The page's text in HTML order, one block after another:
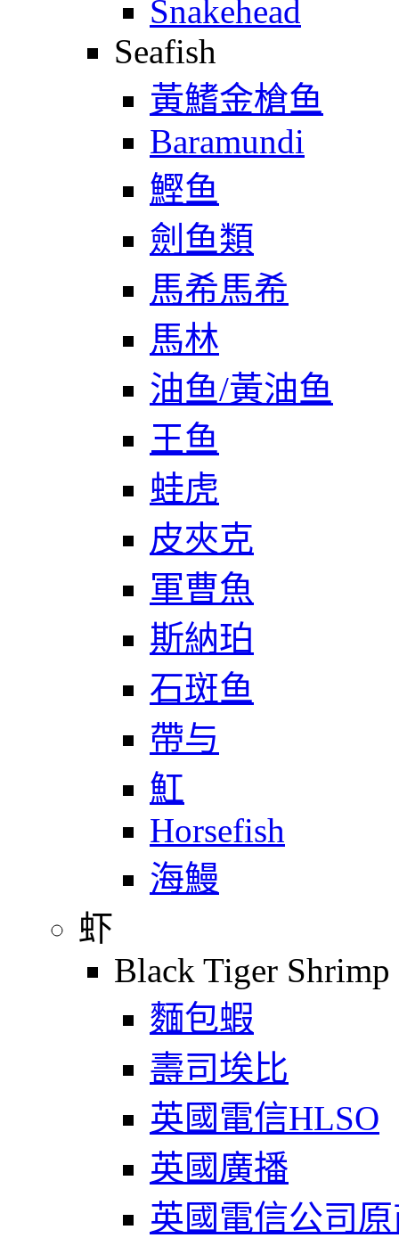
Snakehead
Seafish
黃鰭金槍鱼
Baramundi
鰹鱼
劍鱼類
馬希馬希
馬林
油鱼/黃油鱼
王鱼
蛙虎
皮夾克
軍曹魚
斯納珀
石斑鱼
帶与
魟
Horsefish
海鰻
虾
Black Tiger Shrimp
麵包蝦
壽司埃比
英國電信HLSO
英國廣播
英國電信公司